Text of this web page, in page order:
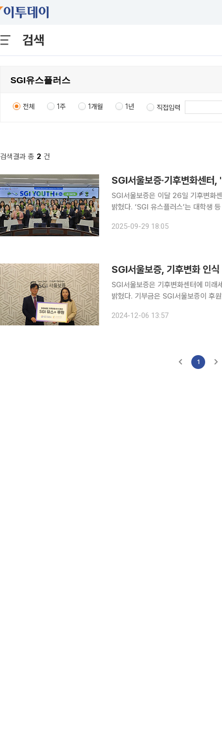
검색
전체 1주 1개월 1년 직접입력
검색결과 총 2 건
SGI서울보증‧기후변화센터
SGI서울보증은 이달 26일 기후변화
밝혔다. ‘SGI 유스플러스’는 대학생 등 Z세대가 기후변화 관련 프로그램에 참여하며 직접 팀 프로젝
스플러스 프로그램을 2022년부터 매
2025-09-29 18:05
SGI서울보증, 기후변화 인
SGI서울보증은 기후변화센터에 미
밝혔다. 기부금은 SGI서울보증이 후원하고 기후변화센터가 주관하는 대학생 기후변화 대응 서포터
학생 등 MZ세대가 기후변화 관련 전
2024-12-06 13:57
1